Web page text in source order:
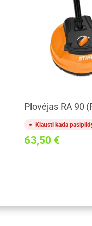
Plovėjas RA 90
Klausti kada
63,50 €